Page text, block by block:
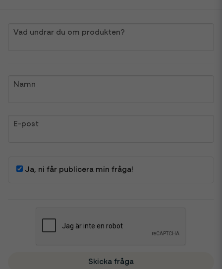
question
Vad undrar du om produkten?
name
Namn
email
E-post
Ja, ni får publicera min fråga!
Skicka fråga